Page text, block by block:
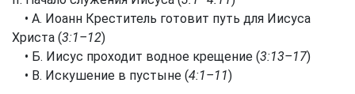
• А. Иоанн Креститель готовит путь для Иисуса
Христа (3:1–12)
• Б. Иисус проходит водное крещение (3:13–17)
• В. Искушение в пустыне (4:1–11)